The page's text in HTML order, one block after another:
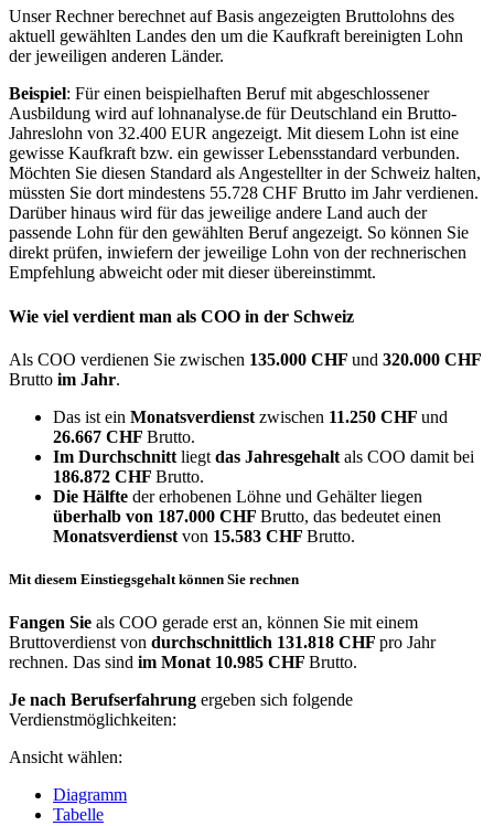
Unser Rechner berechnet auf Basis angezeigten Bruttolohns des
aktuell gewählten Landes den um die Kaufkraft bereinigten Lohn
der jeweiligen anderen Länder.
Beispiel: Für einen beispielhaften Beruf mit abgeschlossener
Ausbildung wird auf lohnanalyse.de für Deutschland ein Brutto-
Jahreslohn von 32.400 EUR angezeigt. Mit diesem Lohn ist eine
gewisse Kaufkraft bzw. ein gewisser Lebensstandard verbunden.
Möchten Sie diesen Standard als Angestellter in der Schweiz halten,
müssten Sie dort mindestens 55.728 CHF Brutto im Jahr verdienen.
Darüber hinaus wird für das jeweilige andere Land auch der
passende Lohn für den gewählten Beruf angezeigt. So können Sie
direkt prüfen, inwiefern der jeweilige Lohn von der rechnerischen
Empfehlung abweicht oder mit dieser übereinstimmt.
Wie viel verdient man als COO in der Schweiz
Als COO verdienen Sie zwischen 135.000 CHF und 320.000 CHF
Brutto im Jahr.
Das ist ein Monatsverdienst zwischen 11.250 CHF und
26.667 CHF Brutto.
Im Durchschnitt liegt das Jahresgehalt als COO damit bei
186.872 CHF Brutto.
Die Hälfte der erhobenen Löhne und Gehälter liegen
überhalb von 187.000 CHF Brutto, das bedeutet einen
Monatsverdienst von 15.583 CHF Brutto.
Mit diesem Einstiegsgehalt können Sie rechnen
Fangen Sie als COO gerade erst an, können Sie mit einem
Bruttoverdienst von durchschnittlich 131.818 CHF pro Jahr
rechnen. Das sind im Monat 10.985 CHF Brutto.
Je nach Berufserfahrung ergeben sich folgende
Verdienstmöglichkeiten:
Ansicht wählen:
Diagramm
Tabelle